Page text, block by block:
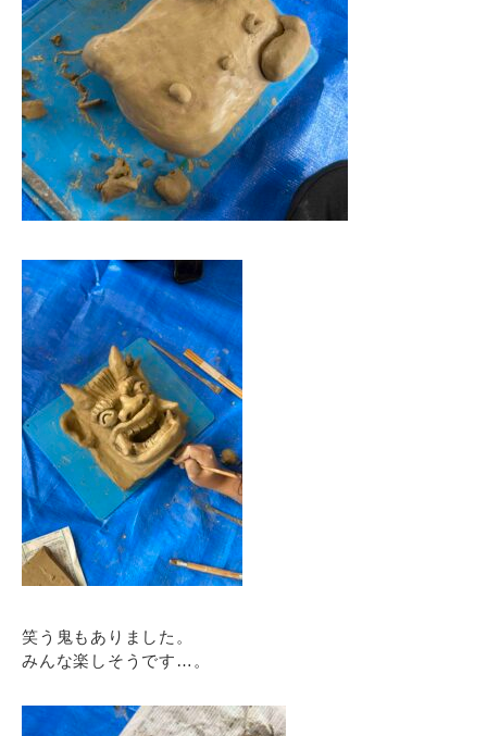
笑う鬼もありました。
みんな楽しそうです…。